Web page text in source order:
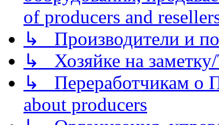
of producers and
↳ Производители и
↳ Хозяйке на
↳ Переработчикам о
about producers